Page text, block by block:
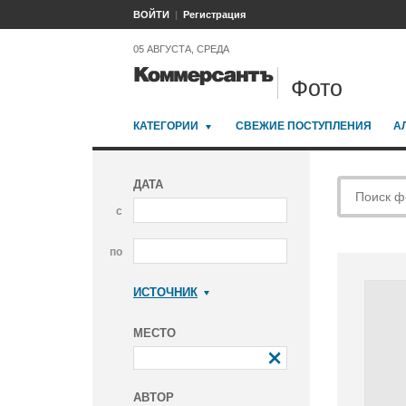
ВОЙТИ Регистрация
05 АВГУСТА, СРЕДА
Фото
КАТЕГОРИИ СВЕЖИЕ ПОСТУПЛЕНИЯ
ДАТА
с
по
ИСТОЧНИК
МЕСТО
АВТОР